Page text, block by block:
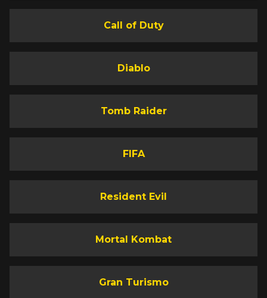
Call of Duty
Diablo
Tomb Raider
FIFA
Resident Evil
Mortal Kombat
Gran Turismo